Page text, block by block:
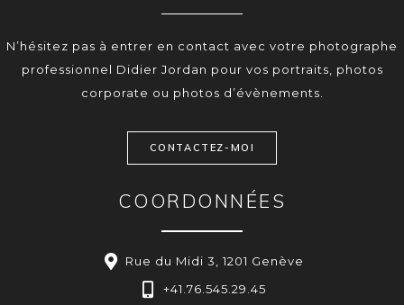
N’hésitez pas à entrer en contact avec votre photographe
professionnel Didier Jordan pour vos portraits, photos
corporate ou photos d’évènements.
CONTACTEZ-MOI
COORDONNÉES
Rue du Midi 3, 1201 Genève
+41.76.545.29.45